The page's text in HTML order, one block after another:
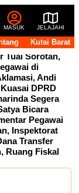
MASUK JELAJAHI
Kutai Barat
Tuai Sorotan,
di
Andi
DPRD
Segera
Bicara
Pegawai
Inspektorat
Transfer
Ruang Fiskal